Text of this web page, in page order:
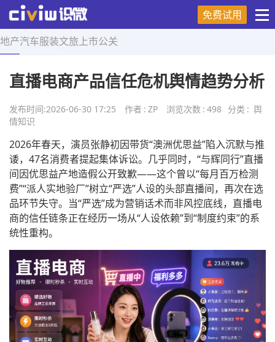
免费试用
地产汽车服装文旅 上市公关
首页 > 舆情知识 > 正文
直播电商产品信任危机舆情趋势分析
发布时间:2026-06-30 17:25 作者 : ZP 浏览次数 : 498 分类 : 舆
情知识
2026年春天，演员张静初因带货“澳洲优思益”陷入沉默与推
诿，47名消费者提起集体诉讼。几乎同时，“与辉同行”直播
间因优思益产地造假公开致歉——这个曾以“每月百万检测
费”“派人实地验厂”树立“严选”人设的头部直播间，再次在选
品环节失守。当“严选”成为营销话术而非风控底线，直播电
商的信任链条正在经历一场从“人设依赖”到“制度约束”的系
统性重构。